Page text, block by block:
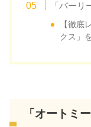
「バー
【徹底
クス」
「オートミ